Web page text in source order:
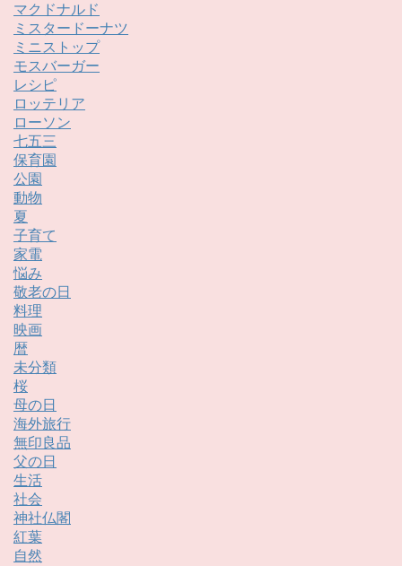
マクドナルド
ミスタードーナツ
ミニストップ
モスバーガー
レシピ
ロッテリア
ローソン
七五三
保育園
公園
動物
夏
子育て
家電
悩み
敬老の日
料理
映画
暦
未分類
桜
母の日
海外旅行
無印良品
父の日
生活
社会
神社仏閣
紅葉
自然